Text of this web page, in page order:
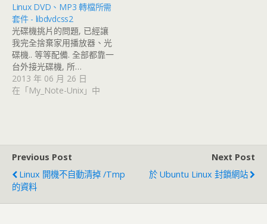
Linux DVD、MP3 轉檔所需
套件 - libdvdcss2
光碟機挑片的問題, 已經讓
我完全捨棄家用播放器、光
碟機.. 等等配備. 全部都靠一
台外接光碟機, 所…
2013 年 06 月 26 日
在「My_Note-Unix」中
Previous Post
Linux 開機不自動清掉 /tmp
的資料
Next Post
於 Ubuntu Linux 封鎖網站